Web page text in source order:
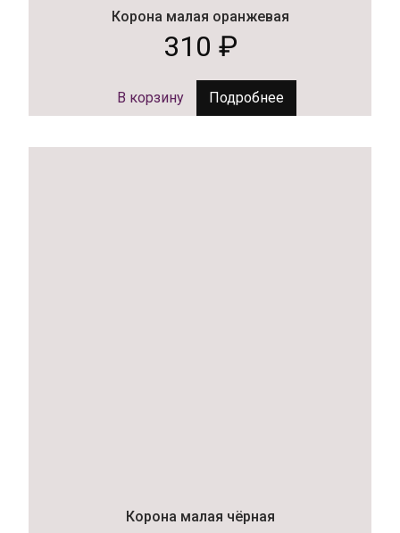
Корона малая оранжевая
310 ₽
В корзину Подробнее
Корона малая чёрная